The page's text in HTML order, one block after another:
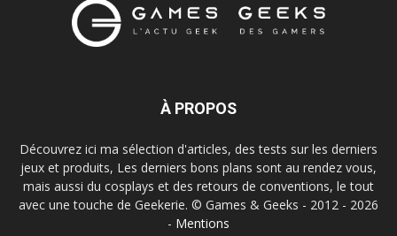
À PROPOS
Découvrez ici ma sélection d'articles, des tests sur les derniers
jeux et produits, Les derniers bons plans sont au rendez vous,
mais aussi du cosplays et des retours de conventions, le tout
avec une touche de Geekerie. © Games & Geeks - 2012 - 2026
- Mentions